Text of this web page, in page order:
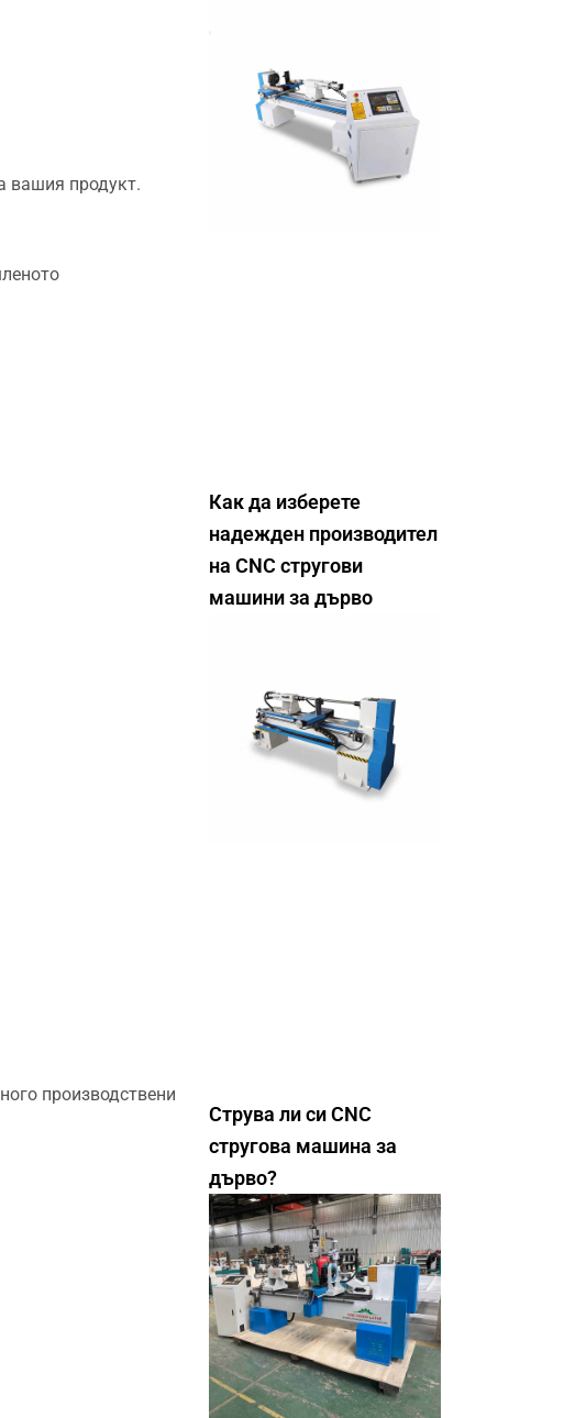
вашия продукт.
производствени
Как да изберете
надежден производител
на CNC стругови
машини за дърво
Струва ли си CNC
стругова машина за
дърво?